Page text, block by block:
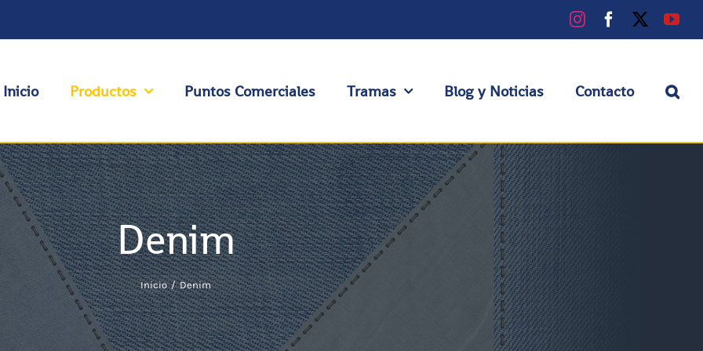
InstagramFacebook
Inicio Productos Puntos Comerciales Tramas Blog y Noticias Contacto
Denim
Inicio Denim